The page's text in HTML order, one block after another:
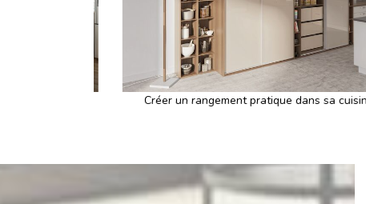
Créer un rangement pratique dans sa cuisine